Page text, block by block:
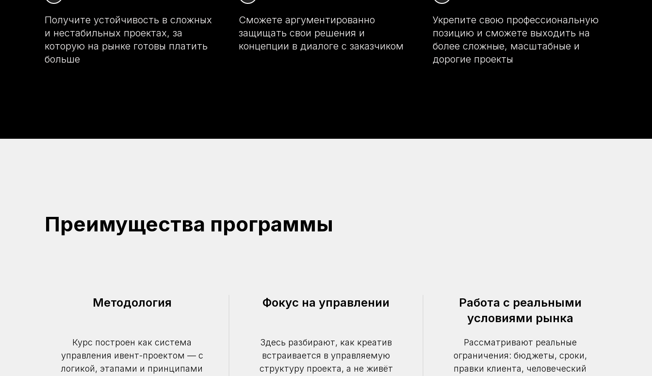
Получите устойчивость в сложных
и нестабильных проектах, за
которую на рынке готовы платить
больше
Сможете аргументированно
защищать свои решения и
концепции в диалоге с заказчиком
Укрепите свою профессиональную
позицию и сможете выходить на
более сложные, масштабные и
дорогие проекты
Преимущества программы
Методология
Курс построен как система
управления ивент-проектом — с
логикой, этапами и принципами
Фокус на управлении
Здесь разбирают, как креатив
встраивается в управляемую
структуру проекта, а не живёт
Работа с реальными
условиями рынка
Рассматривают реальные
ограничения: бюджеты, сроки,
правки клиента, человеческий